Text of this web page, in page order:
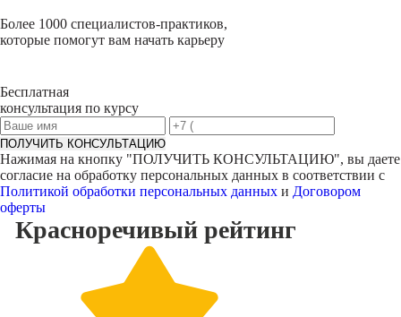
Более 1000 специалистов-практиков,
которые помогут вам начать карьеру
Бесплатная
консультация по курсу
ПОЛУЧИТЬ КОНСУЛЬТАЦИЮ
Нажимая на кнопку "ПОЛУЧИТЬ КОНСУЛЬТАЦИЮ", вы даете
согласие на обработку персональных данных в соответствии с
Политикой обработки персональных данных и Договором
оферты
Красноречивый рейтинг